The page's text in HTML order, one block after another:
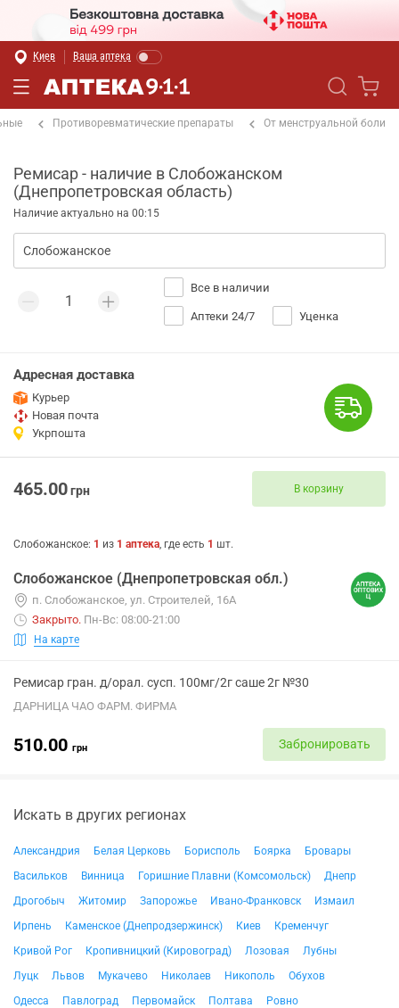
Киев Ваша аптека
Противоревматические препараты От менструальной боли
Ремисар - наличие в Слобожанском
(Днепропетровская область)
Наличие актуально на 00:15
Все в наличии
Аптеки 24/7 Уценка
Адресная доставка
Курьер
Новая почта
Укрпошта
465.00грн В корзину
Слобожанское: 1 из 1 аптека, где есть 1 шт.
Слобожанское (Днепропетровская обл.)
п. Слобожанское, ул. Строителей, 16А
Закрыто. Пн-Вс: 08:00-21:00
На карте
Ремисар гран. д/орал. сусп. 100мг/2г саше 2г №30
ДАРНИЦА ЧАО ФАРМ. ФИРМА
510.00 грн Забронировать
Искать в других регионах
Александрия Белая Церковь Борисполь Боярка
Бровары
Васильков
Винница Горишние Плавни (Комсомольск)
Днепр
Дрогобыч
Житомир Запорожье Ивано-Франковск
Измаил
Ирпень
Каменское (Днепродзержинск) Киев
Кременчуг
Кривой Рог
Кропивницкий (Кировоград) Лозовая
Лубны
Луцк
Львов Мукачево Николаев Никополь
Обухов
Одесса
Павлоград Первомайск Полтава
Ровно